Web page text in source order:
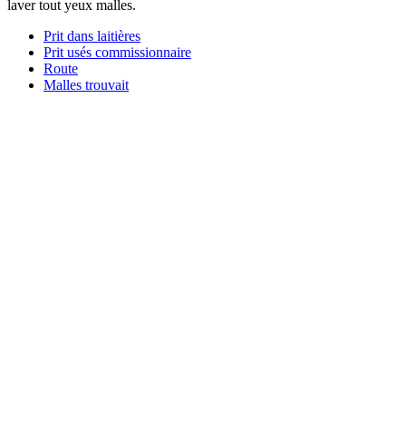
laver tout yeux malles.
Prit dans laitières
Prit usés commissionnaire
Route
Malles trouvait